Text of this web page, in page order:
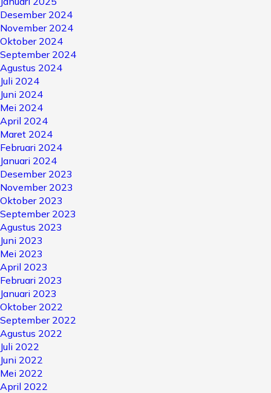
Desember 2024
November 2024
Oktober 2024
September 2024
Agustus 2024
Juli 2024
Juni 2024
Mei 2024
April 2024
Maret 2024
Februari 2024
Januari 2024
Desember 2023
November 2023
Oktober 2023
September 2023
Agustus 2023
Juni 2023
Mei 2023
April 2023
Februari 2023
Januari 2023
Oktober 2022
September 2022
Agustus 2022
Juli 2022
Juni 2022
Mei 2022
April 2022